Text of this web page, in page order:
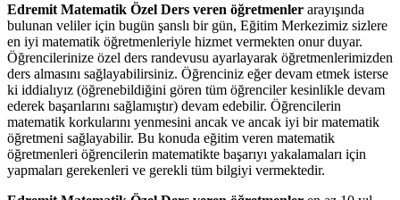
Edremit Matematik Özel Ders veren öğretmenler arayışında
bulunan veliler için bugün şanslı bir gün, Eğitim Merkezimiz sizlere
en iyi matematik öğretmenleriyle hizmet vermekten onur duyar.
Öğrencilerinize özel ders randevusu ayarlayarak öğretmenlerimizden
ders almasını sağlayabilirsiniz. Öğrenciniz eğer devam etmek isterse
ki iddialıyız (öğrenebildiğini gören tüm öğrenciler kesinlikle devam
ederek başarılarını sağlamıştır) devam edebilir. Öğrencilerin
matematik korkularını yenmesini ancak ve ancak iyi bir matematik
öğretmeni sağlayabilir. Bu konuda eğitim veren matematik
öğretmenleri öğrencilerin matematikte başarıyı yakalamaları için
yapmaları gerekenleri ve gerekli tüm bilgiyi vermektedir.